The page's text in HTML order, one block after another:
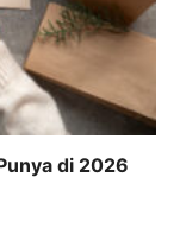
di 2026